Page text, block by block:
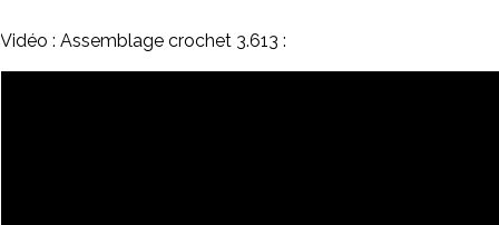
Vidéo : Assemblage crochet 3.613 :